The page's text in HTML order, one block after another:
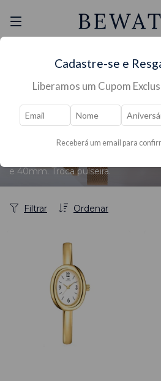
Mais Segura
/ RELÓGIOS → / RELÓGIOS FEMININO → / RELÓGIOS
Dourado
Relógios Minimalistas Dourados.
e 40mm. Troca pulseira.
Ordenar
Filtrar
Cadastre-se e
Liberamos um Cupom
Receberá um email para